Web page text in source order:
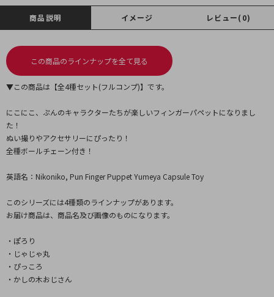
商品説明 イメージ レビュー(0)
この商品のラインナップを全て見る
▼この商品は【全4種セット(フルコンプ)】です。
にこにこ、ぷんのキャラクターたちが楽しいフィンガーパペットになりまし
た！
ぬい撮りやアクセサリーにぴったり！
全種ボールチェーン付き！
英語名：Nikoniko, Pun Finger Puppet Yumeya Capsule Toy
このシリーズには4種類のラインナップがあります。
お届け商品は、商品名及び画像のものになります。
・ぽろり
・じゃじゃ丸
・ぴっころ
・かしの木おじさん